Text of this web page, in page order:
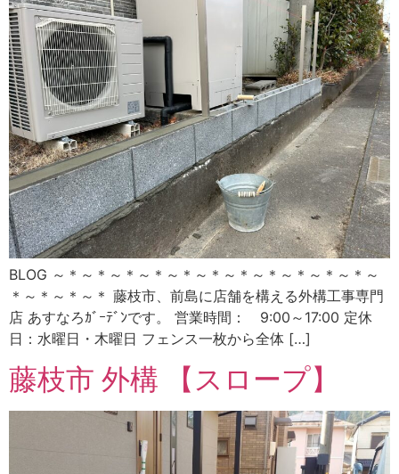
BLOG ～＊～＊～＊～＊～＊～＊～＊～＊～＊～＊～＊～
＊～＊～＊～＊ 藤枝市、前島に店舗を構える外構工事専門
店 あすなろｶﾞｰﾃﾞﾝです。 営業時間： 9:00～17:00 定休
日：水曜日・木曜日 フェンス一枚から全体 […]
藤枝市 外構 【スロープ】